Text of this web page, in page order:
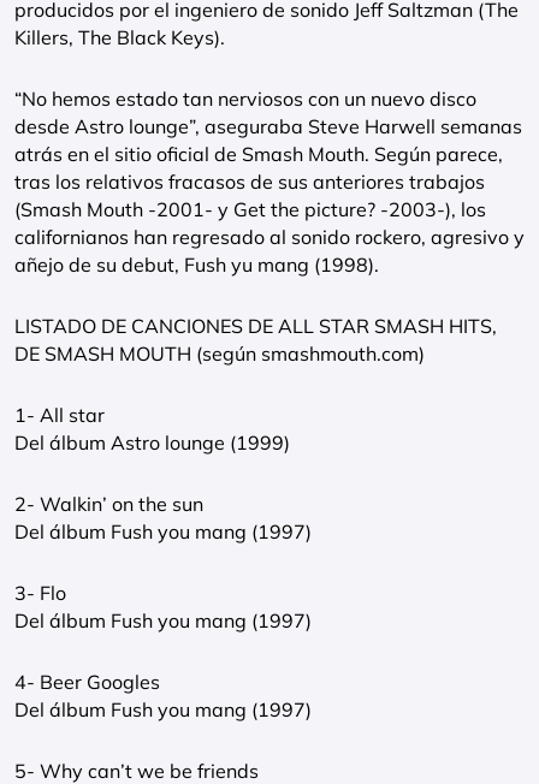
producidos por el ingeniero de sonido Jeff Saltzman (The
Killers, The Black Keys).
“No hemos estado tan nerviosos con un nuevo disco
desde Astro lounge”, aseguraba Steve Harwell semanas
atrás en el sitio oficial de Smash Mouth. Según parece,
tras los relativos fracasos de sus anteriores trabajos
(Smash Mouth -2001- y Get the picture? -2003-), los
californianos han regresado al sonido rockero, agresivo y
añejo de su debut, Fush yu mang (1998).
LISTADO DE CANCIONES DE ALL STAR SMASH HITS,
DE SMASH MOUTH (según smashmouth.com)
1- All star
Del álbum Astro lounge (1999)
2- Walkin’ on the sun
Del álbum Fush you mang (1997)
3- Flo
Del álbum Fush you mang (1997)
4- Beer Googles
Del álbum Fush you mang (1997)
5- Why can’t we be friends